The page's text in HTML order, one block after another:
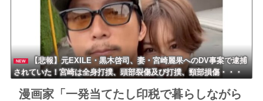
へ 地方公務員も追随する見通し
期のサインとは？
NEW
【悲報】元EXILE・黒木啓司、妻・宮崎麗果へのDV事案で逮捕
されていた！宮崎は全身打撲、頭部裂傷及び打撲、頸部損傷・・・
漫画家「一発当てたし印税で暮らしながら